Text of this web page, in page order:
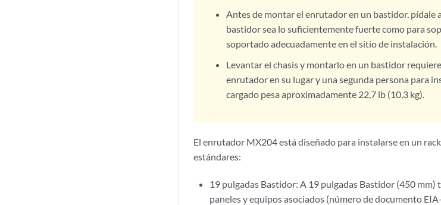
Antes de montar el enrutador en un bastidor, pídale
bastidor sea lo suficientemente fuerte como para
soportado adecuadamente en el sitio de instalación.
Levantar el chasis y montarlo en un bastidor
enrutador en su lugar y una segunda persona para
cargado pesa aproximadamente 22,7 lb (10,3 kg).
El enrutador MX204 está diseñado para instalarse en un
estándares:
19 pulgadas Bastidor: A 19 pulgadas Bastidor (450 mm)
paneles y equipos asociados (número de documento